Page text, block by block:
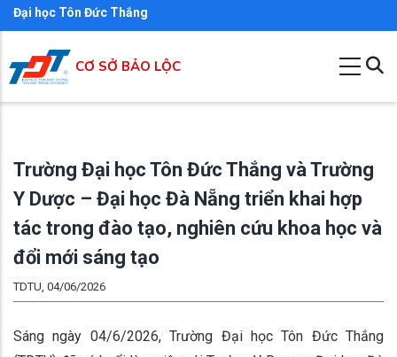
Nhảy
đến
nội
dung
Đại học Tôn Đức Thắng
CƠ SỞ BẢO LỘC
Trường Đại học Tôn Đức Thắng và Trường
Y Dược – Đại học Đà Nẵng triển khai hợp
tác trong đào tạo, nghiên cứu khoa học và
đổi mới sáng tạo
TDTU, 04/06/2026
Sáng ngày 04/6/2026, Trường Đại học Tôn Đức Thắng